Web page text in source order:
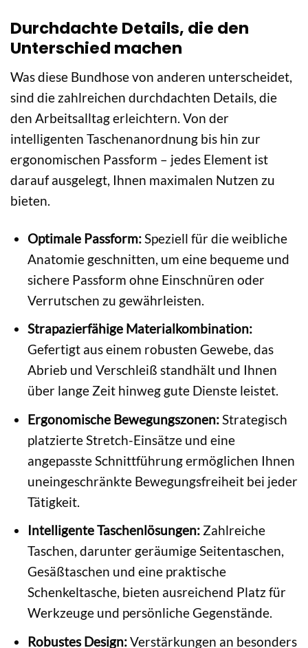
Durchdachte Details, die den
Unterschied machen
Was diese Bundhose von anderen unterscheidet,
sind die zahlreichen durchdachten Details, die
den Arbeitsalltag erleichtern. Von der
intelligenten Taschenanordnung bis hin zur
ergonomischen Passform – jedes Element ist
darauf ausgelegt, Ihnen maximalen Nutzen zu
bieten.
Optimale Passform:Speziell für die weibliche
Anatomie geschnitten, um eine bequeme und
sichere Passform ohne Einschnüren oder
Verrutschen zu gewährleisten.
Strapazierfähige Materialkombination:
Gefertigt aus einem robusten Gewebe, das
Abrieb und Verschleiß standhält und Ihnen
über lange Zeit hinweg gute Dienste leistet.
Ergonomische Bewegungszonen:Strategisch
platzierte Stretch-Einsätze und eine
angepasste Schnittführung ermöglichen Ihnen
uneingeschränkte Bewegungsfreiheit bei jeder
Tätigkeit.
Intelligente Taschenlösungen:Zahlreiche
Taschen, darunter geräumige Seitentaschen,
Gesäßtaschen und eine praktische
Schenkeltasche, bieten ausreichend Platz für
Werkzeuge und persönliche Gegenstände.
Robustes Design:Verstärkungen an besonders